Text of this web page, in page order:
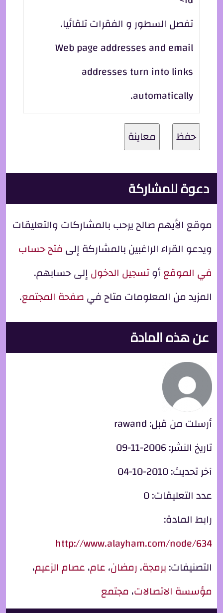
تفصل السطور و الفقرات تلقائيا.
Web page addresses and email
addresses turn into links
automatically.
دعوة للمشاركة
موقع الأيهم صالح يرحب بالمشاركات والتعليقات
ويدعو القراء الراغبين بالمشاركة إلى فتح حساب
في الموقعأوتسجيل الدخولإلى حسابهم.
المزيد من المعلومات متاح فيصفحة المجتمع.
عن هذه المادة
أرسلت من قبل:rawand
تاريخ النشر:2006-11-09
آخر تحديث:2010-10-04
عدد التعليقات:0
رابط المادة:
http://www.alayham.com/node/634
التصنيفات:برمجة،رمضان،عام،عصام الزعيم،
مؤسسة الاتصالات،مجتمع